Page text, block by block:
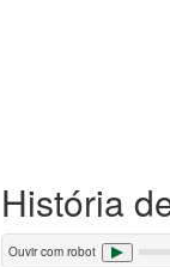
História
Ouvir com robot